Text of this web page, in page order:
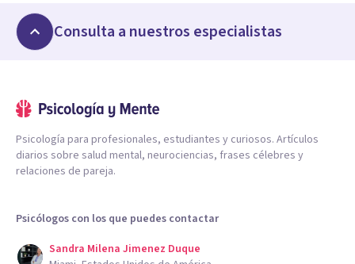
Consulta a nuestros especialistas
Psicología para profesionales, estudiantes y curiosos. Artículos
diarios sobre salud mental, neurociencias, frases célebres y
relaciones de pareja.
Psicólogos con los que puedes contactar
Sandra Milena Jimenez Duque